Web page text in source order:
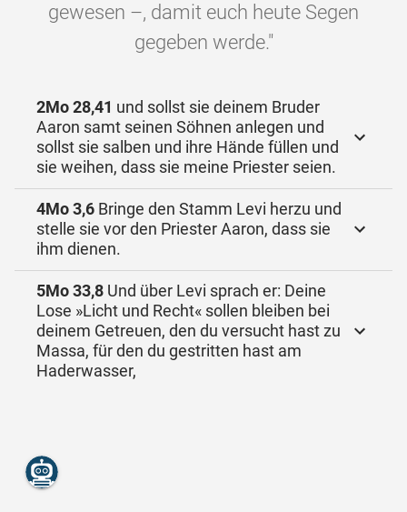
gewesen –, damit euch heute Segen
gegeben werde."
2Mo 28,41 und sollst sie deinem Bruder
Aaron samt seinen Söhnen anlegen und
sollst sie salben und ihre Hände füllen und
sie weihen, dass sie meine Priester seien.
4Mo 3,6 Bringe den Stamm Levi herzu und
stelle sie vor den Priester Aaron, dass sie
ihm dienen.
5Mo 33,8 Und über Levi sprach er: Deine
Lose »Licht und Recht« sollen bleiben bei
deinem Getreuen, den du versucht hast zu
Massa, für den du gestritten hast am
Haderwasser,